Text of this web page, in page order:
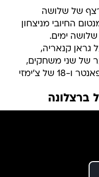
של שלושה
החיובי מניצחון
שלושה ימים.
גברו בחוץ 74:77 על גראן קנאריה,
של שני משחקים,
הודות ל-20 נקודות של קווין פאנטר ו-18 של צ'ימזי
ברצלונה